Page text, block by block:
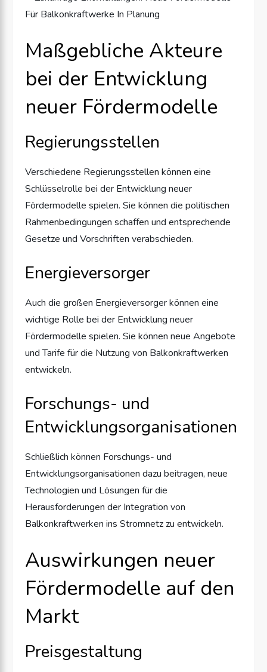
Maßgebliche Akteure
bei der Entwicklung
neuer Fördermodelle
Regierungsstellen
Verschiedene Regierungsstellen können eine
Schlüsselrolle bei der Entwicklung neuer
Fördermodelle spielen. Sie können die politischen
Rahmenbedingungen schaffen und entsprechende
Gesetze und Vorschriften verabschieden.
Energieversorger
Auch die großen Energieversorger können eine
wichtige Rolle bei der Entwicklung neuer
Fördermodelle spielen. Sie können neue Angebote
und Tarife für die Nutzung von Balkonkraftwerken
entwickeln.
Forschungs- und
Entwicklungsorganisationen
Schließlich können Forschungs- und
Entwicklungsorganisationen dazu beitragen, neue
Technologien und Lösungen für die
Herausforderungen der Integration von
Balkonkraftwerken ins Stromnetz zu entwickeln.
Auswirkungen neuer
Fördermodelle auf den
Markt
Preisgestaltung